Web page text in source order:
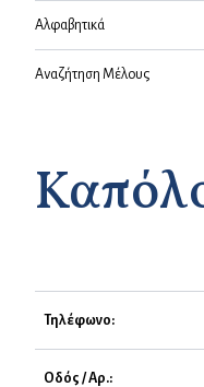
Αλφαβητικά
Αναζήτηση Μέλους
Τηλέφωνο:
Οδός / Αρ.: